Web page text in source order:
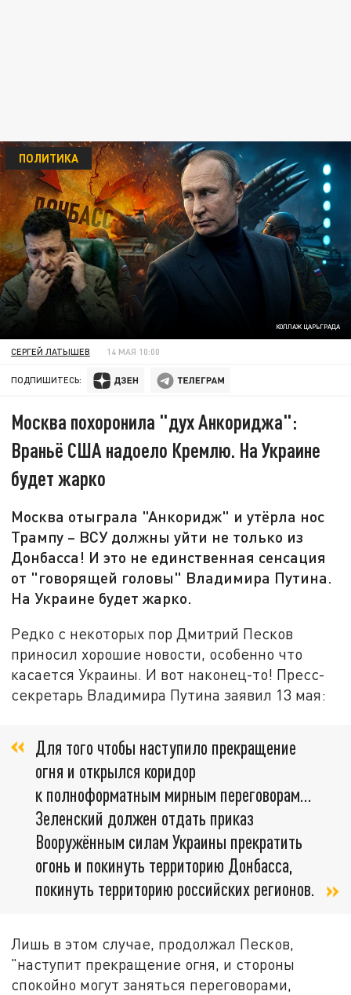
КОЛЛАЖ ЦАРЬГРАДА
ПОЛИТИКА
СЕРГЕЙ ЛАТЫШЕВ 14 МАЯ 10:00
ПОДПИШИТЕСЬ:
Москва похоронила "дух Анкориджа":
Враньё США надоело Кремлю. На Украине
будет жарко
Москва отыграла "Анкоридж" и утёрла нос
Трампу – ВСУ должны уйти не только из
Донбасса! И это не единственная сенсация
от "говорящей головы" Владимира Путина.
На Украине будет жарко.
Редко с некоторых пор Дмитрий Песков
приносил хорошие новости, особенно что
касается Украины. И вот наконец-то! Пресс-
секретарь Владимира Путина заявил 13 мая:
Для того чтобы наступило прекращение
огня и открылся коридор
к полноформатным мирным переговорам…
Зеленский должен отдать приказ
Вооружённым силам Украины прекратить
огонь и покинуть территорию Донбасса,
покинуть территорию российских регионов.
Лишь в этом случае, продолжал Песков,
"наступит прекращение огня, и стороны
спокойно могут заняться переговорами,